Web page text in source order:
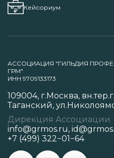
Кейсориум
АССОЦИАЦИЯ "ГИЛЬДИЯ
ГРМ"
ИНН 9709133173
109004, г.Москва,
Таганский,
Дирекция Ассоциации
info@grmos.ru,
+7 (499) 322−01−64